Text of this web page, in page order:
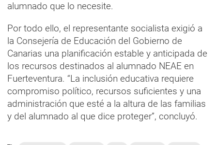
alumnado que lo necesite.
Por todo ello, el representante socialista exigió a
la Consejería de Educación del Gobierno de
Canarias una planificación estable y anticipada de
los recursos destinados al alumnado NEAE en
Fuerteventura. “La inclusión educativa requiere
compromiso político, recursos suficientes y una
administración que esté a la altura de las familias
y del alumnado al que dice proteger”, concluyó.